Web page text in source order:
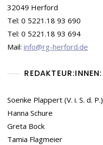
32049 Herford
Tel: 0 5221.18 93 690
Tel: 0 5221.18 93 694
Mail: info@rg-herford.de
REDAKTEUR:INNEN:
Soenke Plappert (V. i. S. d. P.)
Hanna Schure
Greta Bock
Tamia Flagmeier